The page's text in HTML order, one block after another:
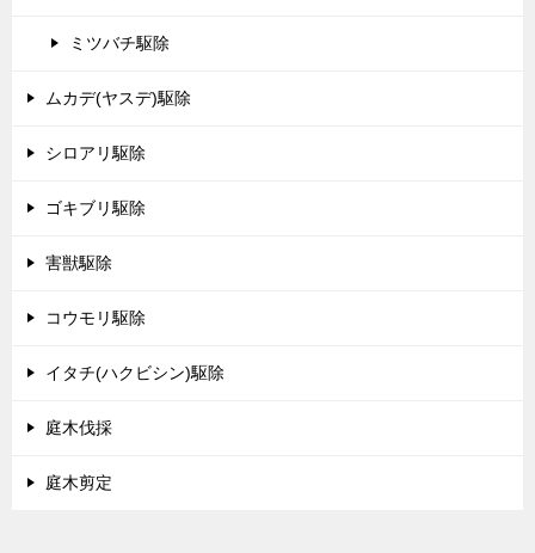
ミツバチ駆除
ムカデ(ヤスデ)駆除
シロアリ駆除
ゴキブリ駆除
害獣駆除
コウモリ駆除
イタチ(ハクビシン)駆除
庭木伐採
庭木剪定